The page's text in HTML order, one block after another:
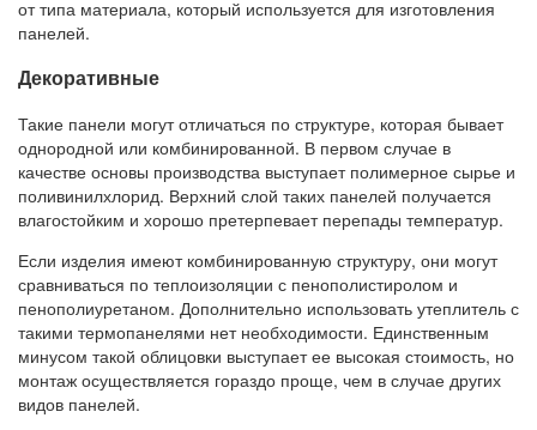
от типа материала, который используется для изготовления
панелей.
Декоративные
Такие панели могут отличаться по структуре, которая бывает
однородной или комбинированной. В первом случае в
качестве основы производства выступает полимерное сырье и
поливинилхлорид. Верхний слой таких панелей получается
влагостойким и хорошо претерпевает перепады температур.
Если изделия имеют комбинированную структуру, они могут
сравниваться по теплоизоляции с пенополистиролом и
пенополиуретаном. Дополнительно использовать утеплитель с
такими термопанелями нет необходимости. Единственным
минусом такой облицовки выступает ее высокая стоимость, но
монтаж осуществляется гораздо проще, чем в случае других
видов панелей.